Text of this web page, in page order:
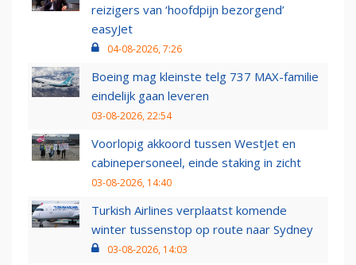
reizigers van ‘hoofdpijn bezorgend’
easyJet
04-08-2026, 7:26
Boeing mag kleinste telg 737 MAX-familie
eindelijk gaan leveren
03-08-2026, 22:54
Voorlopig akkoord tussen WestJet en
cabinepersoneel, einde staking in zicht
03-08-2026, 14:40
Turkish Airlines verplaatst komende
winter tussenstop op route naar Sydney
03-08-2026, 14:03